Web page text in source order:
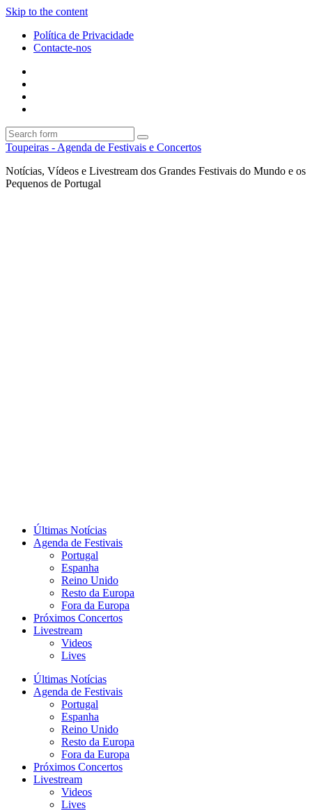
Skip to the content
Política de Privacidade
Contacte-nos
Search
Toupeiras - Agenda de Festivais e Concertos
Notícias, Vídeos e Livestream dos Grandes Festivais do Mundo e os
Pequenos de Portugal
Últimas Notícias
Agenda de Festivais
Portugal
Espanha
Reino Unido
Resto da Europa
Fora da Europa
Próximos Concertos
Livestream
Videos
Lives
Últimas Notícias
Agenda de Festivais
Portugal
Espanha
Reino Unido
Resto da Europa
Fora da Europa
Próximos Concertos
Livestream
Videos
Lives